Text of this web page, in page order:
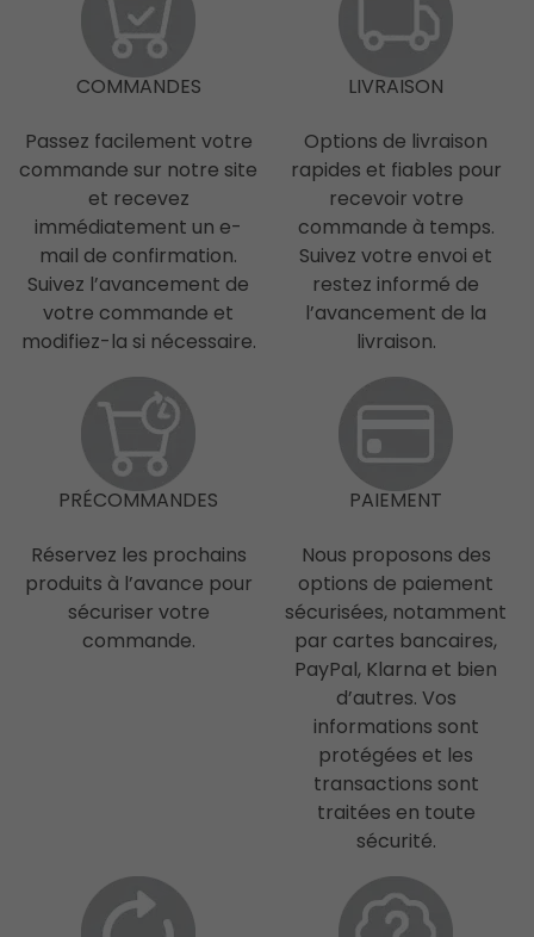
COMMANDES
Passez facilement votre
commande sur notre site
et recevez
immédiatement un e-
mail de confirmation.
Suivez l’avancement de
votre commande et
modifiez-la si nécessaire.
LIVRAISON
Options de livraison
rapides et fiables pour
recevoir votre
commande à temps.
Suivez votre envoi et
restez informé de
l’avancement de la
livraison.
PRÉCOMMANDES
Réservez les prochains
produits à l’avance pour
sécuriser votre
commande.
PAIEMENT
Nous proposons des
options de paiement
sécurisées, notamment
par cartes bancaires,
PayPal, Klarna et bien
d’autres. Vos
informations sont
protégées et les
transactions sont
traitées en toute
sécurité.